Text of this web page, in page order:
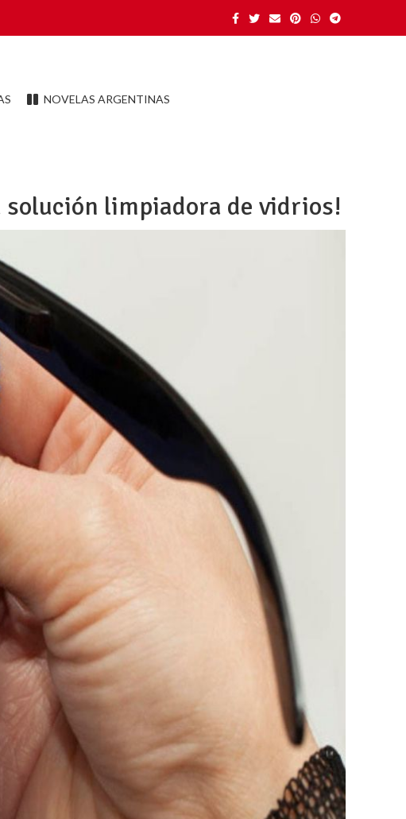
NOVELAS ARGENTINAS
solución limpiadora de vidrios!